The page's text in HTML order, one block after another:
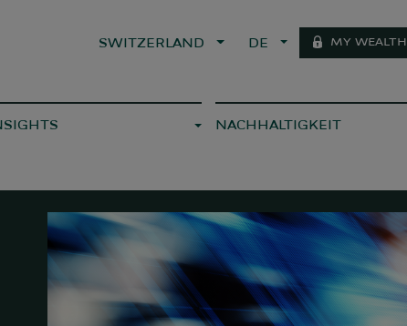
SWITZERLAND DE MY WEALTH
NACHHALTIGKEIT